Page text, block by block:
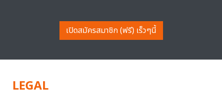
เปิดสมัครสมาชิก (ฟรี) เร็วๆนี้
LEGAL